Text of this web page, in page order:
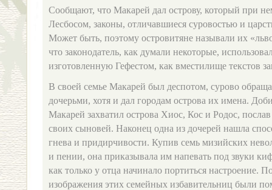
Сообщают, что Макарей дал острову, который при
Лесбосом, законы, отличавшиеся суровостью и
Может быть, поэтому островитяне называли их
что законодатель, как думали некоторые,
изготовленную Гефестом, как вместилище текстов
В своей семье Макарей был деспотом, сурово
дочерьми, хотя и дал городам острова их имена.
Макарей захватил острова Хиос, Кос и Родос,
своих сыновей. Наконец одна из дочерей нашла
гнева и придирчивости. Купив семь мизийских
и пении, она приказывала им напевать под звуки
как только у отца начинало портиться настроение.
изображения этих семейных избавительниц были